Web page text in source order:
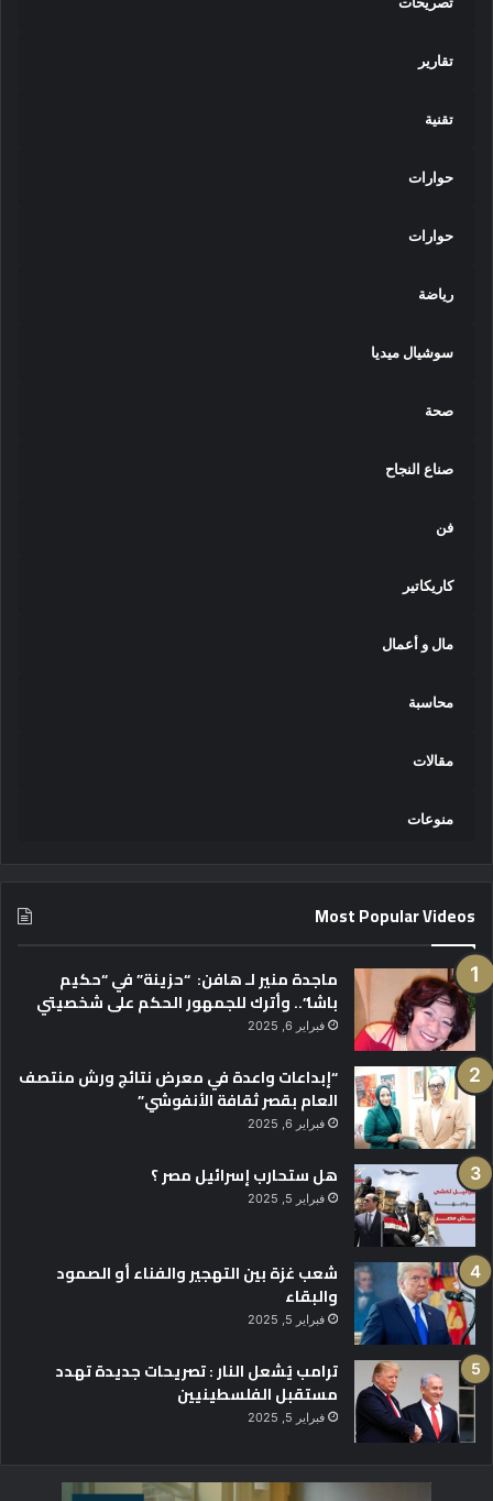
تقارير
تقنية
حوارات
حوارات
رياضة
سوشيال ميديا
صحة
صناع النجاح
فن
كاريكاتير
مال و أعمال
محاسبة
مقالات
منوعات
Most Popular Videos
ماجدة منير لـ هافن: “حزينة” في “حكيم
باشا”.. وأترك للجمهور الحكم على شخصيتي
فبراير 6, 2025
“إبداعات واعدة في معرض نتائج ورش منتصف
العام بقصر ثقافة الأنفوشي”
فبراير 6, 2025
هل ستحارب إسرائيل مصر ؟
فبراير 5, 2025
شعب غزة بين التهجير والفناء أو الصمود
والبقاء
فبراير 5, 2025
ترامب يُشعل النار : تصريحات جديدة تهدد
مستقبل الفلسطينيين
فبراير 5, 2025